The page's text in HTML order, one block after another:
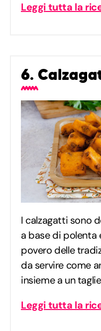
Leggi tutta la
6.
I calzagatti sono
a base di polenta
povero delle
da servire come
insieme a un
Leggi tutta la